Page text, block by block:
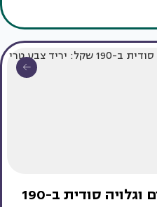
60 תערוכות, 50 מעצבים וגלויה סודית ב-190